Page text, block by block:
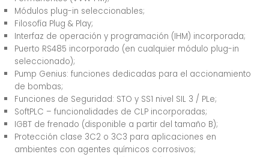
Módulos plug-in seleccionables;
Filosofía Plug & Play;
Interfaz de operación y programación (IHM) incorporada;
Puerto RS485 incorporado (en cualquier módulo plug-in
seleccionado);
Pump Genius: funciones dedicadas para el accionamiento
de bombas;
Funciones de Seguridad: STO y SS1 nivel SIL 3 / PLe;
SoftPLC – funcionalidades de CLP incorporadas;
IGBT de frenado (disponible a partir del tamaño B);
Protección clase 3C2 o 3C3 para aplicaciones en
ambientes con agentes químicos corrosivos;